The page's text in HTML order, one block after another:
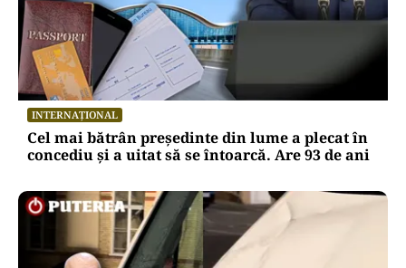
INTERNAȚIONAL
Cel mai bătrân președinte din lume a plecat în
concediu și a uitat să se întoarcă. Are 93 de ani